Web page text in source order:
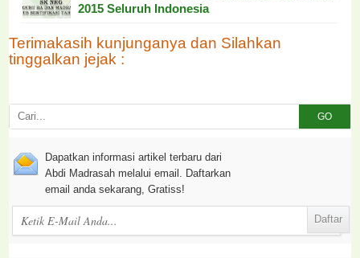
2015 Seluruh Indonesia
Terimakasih kunjunganya dan Silahkan
tinggalkan jejak :
GO
Dapatkan informasi artikel terbaru dari
Abdi Madrasah melalui email. Daftarkan
email anda sekarang, Gratiss!